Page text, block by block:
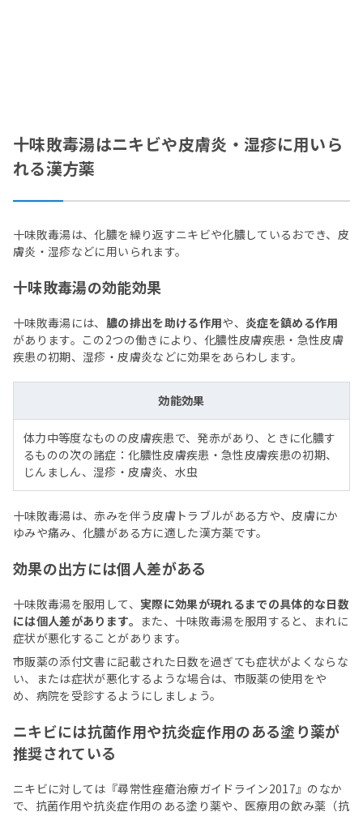
十味敗毒湯はニキビや皮膚炎・湿疹に用いら
れる漢方薬
十味敗毒湯は、化膿を繰り返すニキビや化膿しているおでき、皮
膚炎・湿疹などに用いられます。
十味敗毒湯の効能効果
十味敗毒湯には、 膿の排出を助ける作用や、 炎症を鎮める作用
があります。この2つの働きにより、化膿性皮膚疾患・急性皮膚
疾患の初期、湿疹・皮膚炎などに効果をあらわします。
効能効果
体力中等度なものの皮膚疾患で、発赤があり、ときに化膿す
るものの次の諸症：化膿性皮膚疾患・急性皮膚疾患の初期、
じんましん、湿疹・皮膚炎、水虫
十味敗毒湯は、赤みを伴う皮膚トラブルがある方や、皮膚にか
ゆみや痛み、化膿がある方に適した漢方薬です。
効果の出方には個人差がある
十味敗毒湯を服用して、 実際に効果が現れるまでの具体的な日数
には個人差があります。 また、十味敗毒湯を服用すると、まれに
症状が悪化することがあります。
市販薬の添付文書に記載された日数を過ぎても症状がよくならな
い、または症状が悪化するような場合は、市販薬の使用をや
め、病院を受診するようにしましょう。
ニキビには抗菌作用や抗炎症作用のある塗り薬が
推奨されている
ニキビに対しては『尋常性痤瘡治療ガイドライン2017』のなか
で、抗菌作用や抗炎症作用のある塗り薬や、医療用の飲み薬（抗